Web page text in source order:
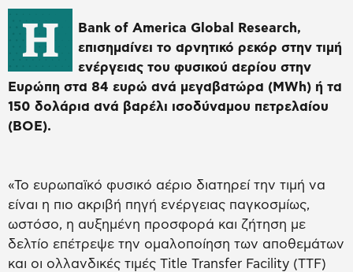
H
Bank of America Global Research,
επισημαίνει το αρνητικό ρεκόρ στην τιμή
ενέργειας του φυσικού αερίου στην
Ευρώπη στα 84 ευρώ ανά μεγαβατώρα (MWh) ή τα
150 δολάρια ανά βαρέλι ισοδύναμου πετρελαίου
(BOE).
«Το ευρωπαϊκό φυσικό αέριο διατηρεί την τιμή να
είναι η πιο ακριβή πηγή ενέργειας παγκοσμίως,
ωστόσο, η αυξημένη προσφορά και ζήτηση με
δελτίο επέτρεψε την ομαλοποίηση των αποθεμάτων
και οι ολλανδικές τιμές Title Transfer Facility (TTF)